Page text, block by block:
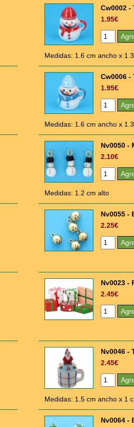
Cw0002 -
1.95€
Medidas: 1.6 cm ancho x
Cw0006 -
1.95€
Medidas: 1.6 cm ancho x
Nv0050 -
2.10€
Medidas: 1.2 cm alto
Nv0055 -
2.25€
Nv0023 -
2.45€
Nv0046 -
2.45€
Medidas: 1.5 cm ancho x 1
Nv0064 -